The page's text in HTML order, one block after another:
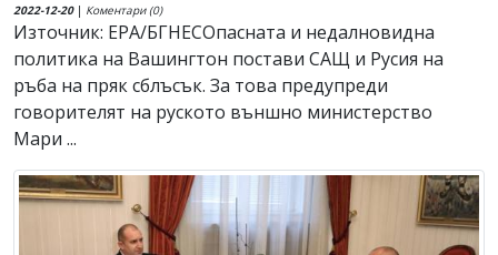
2022-12-20| Коментари (0)
Източник: EPA/БГНЕСОпасната и недалновидна
политика на Вашингтон постави САЩ и Русия на
ръба на пряк сблъсък. За това предупреди
говорителят на руското външно министерство
Мари ...